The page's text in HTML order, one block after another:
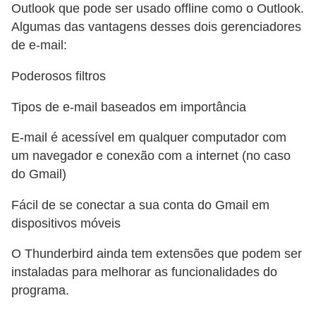
Outlook que pode ser usado offline como o Outlook.
Algumas das vantagens desses dois gerenciadores
de e-mail:
Poderosos filtros
Tipos de e-mail baseados em importância
E-mail é acessível em qualquer computador com
um navegador e conexão com a internet (no caso
do Gmail)
Fácil de se conectar a sua conta do Gmail em
dispositivos móveis
O Thunderbird ainda tem extensões que podem ser
instaladas para melhorar as funcionalidades do
programa.
l
s
ã
d
e
t
i
c
a
P